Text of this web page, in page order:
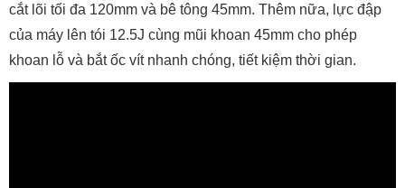
cắt lõi tối đa 120mm và bê tông 45mm. Thêm nữa, lực đập
của máy lên tói 12.5J cùng mũi khoan 45mm cho phép
khoan lỗ và bắt ốc vít nhanh chóng, tiết kiệm thời gian.